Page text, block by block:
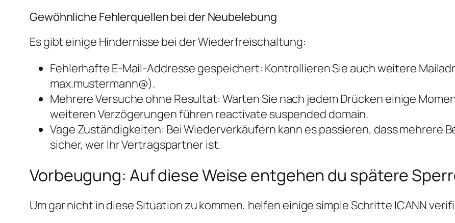
Gewöhnliche Fehlerquellen bei der Neubelebung
Es gibt einige Hindernisse bei der Wiederfreischaltung:
Fehlerhafte E-Mail-Addresse gespeichert: Kontrollieren Sie auch weitere
max.mustermann@).
Mehrere Versuche ohne Resultat: Warten Sie nach jedem Drücken einige
weiteren Verzögerungen führen reactivate suspended domain.
Vage Zuständigkeiten: Bei Wiederverkäufern kann es passieren, dass mehrere
sicher, wer Ihr Vertragspartner ist.
Vorbeugung: Auf diese Weise entgehen du spätere
Um gar nicht in diese Situation zu kommen, helfen einige simple Schritte ICANN